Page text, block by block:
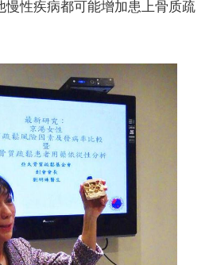
慢性疾病都可能增加患上骨质疏